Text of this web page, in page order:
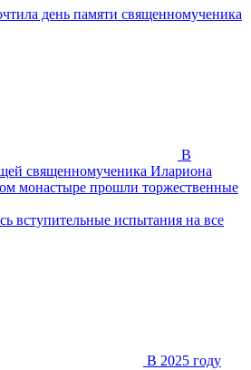
день памяти священномученика
В
священномученика Илариона
монастыре прошли торжественные
вступительные испытания на все
В 2025 году